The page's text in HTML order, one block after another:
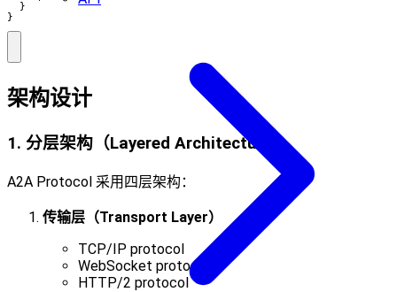
}
}
架构设计
1. 分层架构（Layered Architecture）
A2A Protocol 采用四层架构：
传输层（Transport Layer）
TCP/IP protocol
WebSocket protocol
HTTP/2 protocol